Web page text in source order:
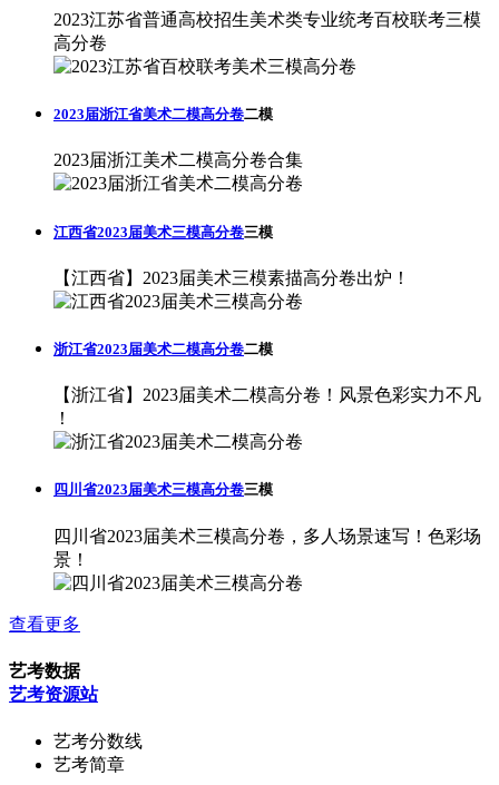
2023江苏省普通高校招生美术类专业统考百校联考三模
高分卷
2023届浙江省美术二模高分卷二模
2023届浙江美术二模高分卷合集
江西省2023届美术三模高分卷三模
【江西省】2023届美术三模素描高分卷出炉！
浙江省2023届美术二模高分卷二模
【浙江省】2023届美术二模高分卷！风景色彩实力不凡
！
四川省2023届美术三模高分卷三模
四川省2023届美术三模高分卷，多人场景速写！色彩场
景！
查看更多
艺考数据
艺考资源站
艺考分数线
艺考简章